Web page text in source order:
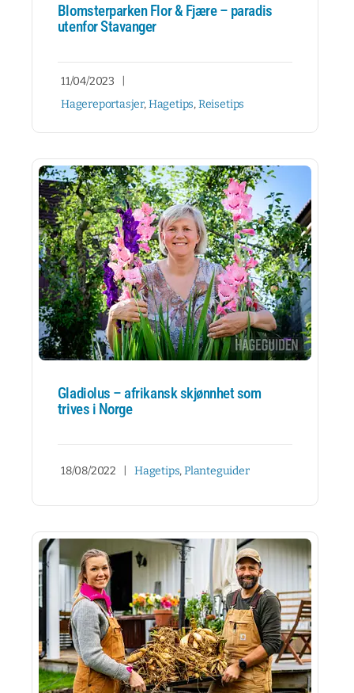
Blomsterparken Flor & Fjære – paradis
utenfor Stavanger
11/04/2023
Hagereportasjer,Hagetips,Reisetips
Gladiolus – afrikansk skjønnhet som
trives i Norge
18/08/2022 Hagetips,Planteguider